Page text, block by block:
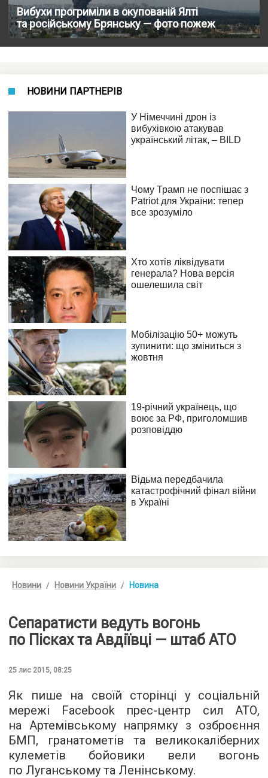
Вибухи прогриміли в окупованій Ялті
та російському Брянську — фото пожеж
НОВИНИ ПАРТНЕРІВ
Новини Новини України Новина
Сепаратисти ведуть вогонь
по Пісках та Авдіївці — штаб АТО
25 лис 2015, 08:25
Як пише на своїй сторінці у соціальній
мережі Facebook прес-центр сил АТО,
на Артемівському напрямку з озброєння
БМП, гранатометів та великокаліберних
кулеметів бойовики вели вогонь
по Луганському та Ленінському.